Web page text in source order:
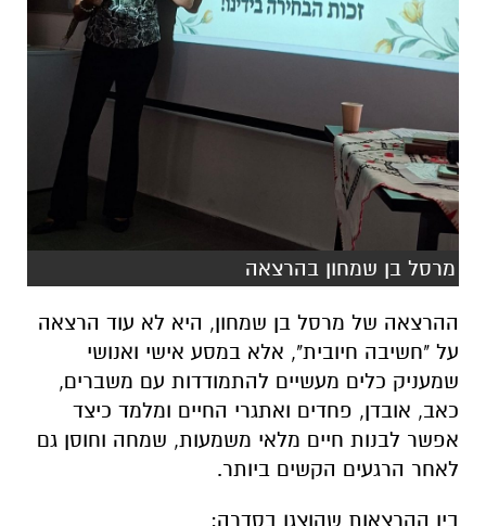
מרסל בן שמחון בהרצאה
ההרצאה של מרסל בן שמחון, היא לא עוד הרצאה
על "חשיבה חיובית", אלא במסע אישי ואנושי
שמעניק כלים מעשיים להתמודדות עם משברים,
כאב, אובדן, פחדים ואתגרי החיים ומלמד כיצד
אפשר לבנות חיים מלאי משמעות, שמחה וחוסן גם
לאחר הרגעים הקשים ביותר.
בין ההרצאות שהוצגו בסדרה: